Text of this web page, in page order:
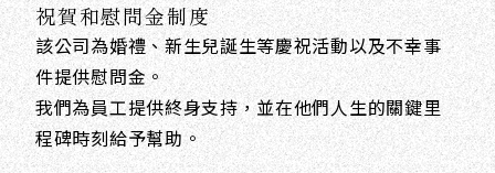
祝賀和慰問金制度
該公司為婚禮、新生兒誕生等慶祝活動以及不幸事
件提供慰問金。
我們為員工提供終身支持，並在他們人生的關鍵里
程碑時刻給予幫助。